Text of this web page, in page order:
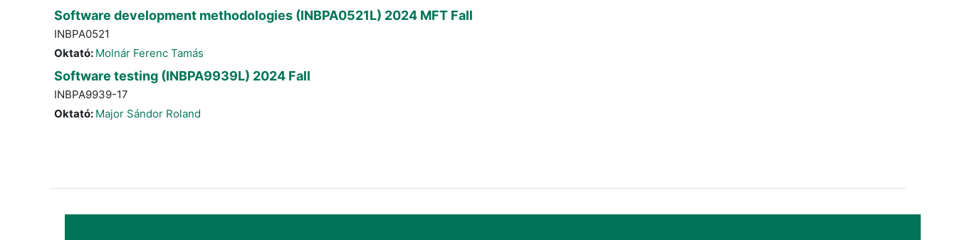
Software development methodologies (INBPA0521L) 2024 MFT Fall
INBPA0521
Oktató: Molnár Ferenc Tamás
Software testing (INBPA9939L) 2024 Fall
INBPA9939-17
Oktató: Major Sándor Roland